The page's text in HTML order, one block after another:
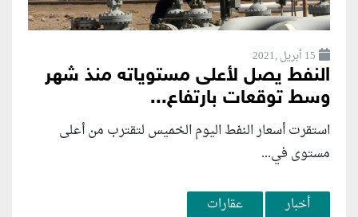
15 أبريل ,2021
النفط يصل لأعلى مستوياته منذ شهر
وسط توقعات بارتفاع...
استقرت أسعار النفط اليوم الخميس لتقترب من أعلى
مستوى في...
أخبار عقارات